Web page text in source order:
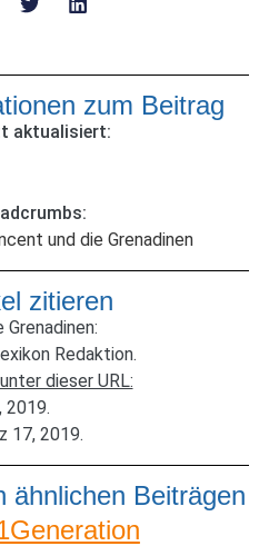
zum Beitrag
aktualisiert:
und die Grenadinen
zitieren
Redaktion.
dieser URL:
2019.
17, 2019.
ähnlichen Beiträgen